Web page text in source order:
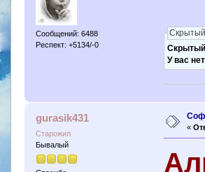
Сообщений: 6488
Респект: +5134/-0
Скрытый
Скрытый
У вас
gurasik431
Старожил
Бывалый
«